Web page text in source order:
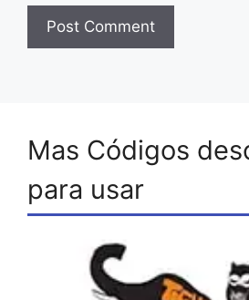
Mas Códigos
para usar